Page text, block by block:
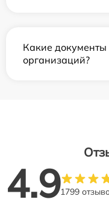
Какие
организаций?
4.91799